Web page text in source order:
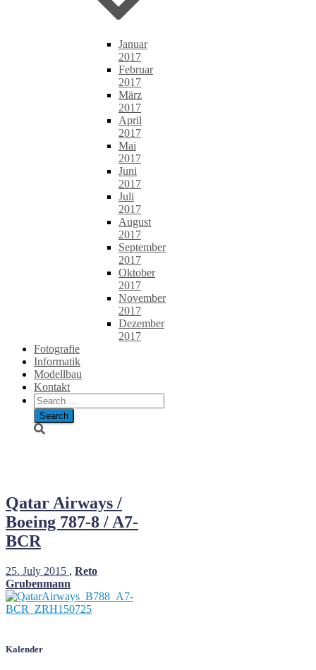
Januar
2017
Februar
2017
März
2017
April
2017
Mai
2017
Juni
2017
Juli
2017
August
2017
September
2017
Oktober
2017
November
2017
Dezember
2017
Fotografie
Informatik
Modellbau
Kontakt
Search
for:
Qatar Airways /
Boeing 787-8 / A7-
BCR
25. July 2015 , Reto
Grubenmann
Kalender